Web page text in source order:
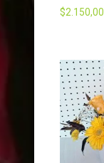
$2.150,00